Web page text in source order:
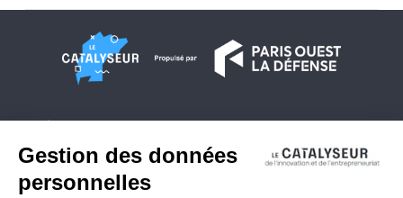
Conditions générales d'utilisation
Contactez-nous